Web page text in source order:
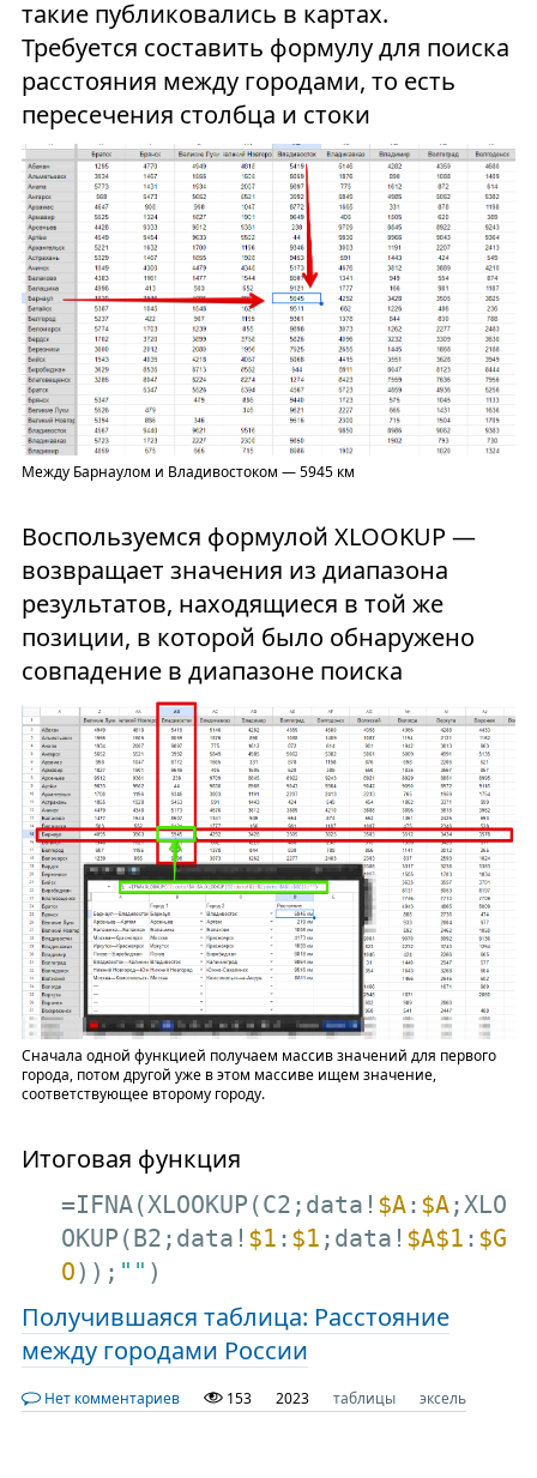
такие публиковались в картах.
Требуется составить формулу для поиска
расстояния между городами, то есть
пересечения столбца и стоки
Между Барнаулом и Владивостоком — 5945 км
Воспользуемся формулой XLOOKUP —
возвращает значения из диапазона
результатов, находящиеся в той же
позиции, в которой было обнаружено
совпадение в диапазоне поиска
Сначала одной функцией получаем массив значений для первого
города, потом другой уже в этом массиве ищем значение,
соответствующее второму городу.
Итоговая функция
=IFNA(XLOOKUP(C2;data! $A: $A;XLO
OKUP(B2;data! $1 : $1 ;data! $A$1 : $G
O)); "" )
Получившаяся таблица: Расстояние
между городами России
Нет комментариев 153 2023 таблицы эксель